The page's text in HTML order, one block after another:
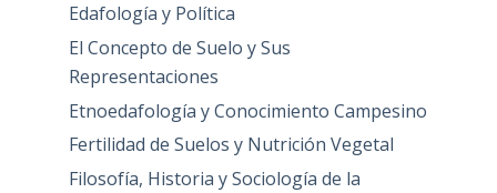
Edafología y Política
El Concepto de Suelo y Sus
Representaciones
Etnoedafología y Conocimiento Campesino
Fertilidad de Suelos y Nutrición Vegetal
Filosofía, Historia y Sociología de la